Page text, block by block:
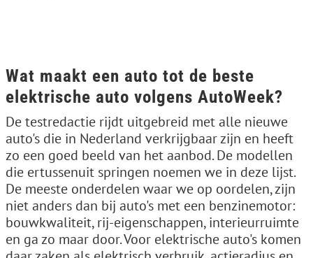
Wat maakt een auto tot de beste
elektrische auto volgens AutoWeek?
De testredactie rijdt uitgebreid met alle nieuwe
auto's die in Nederland verkrijgbaar zijn en heeft
zo een goed beeld van het aanbod. De modellen
die ertussenuit springen noemen we in deze lijst.
De meeste onderdelen waar we op oordelen, zijn
niet anders dan bij auto's met een benzinemotor:
bouwkwaliteit, rij-eigenschappen, interieurruimte
en ga zo maar door. Voor elektrische auto's komen